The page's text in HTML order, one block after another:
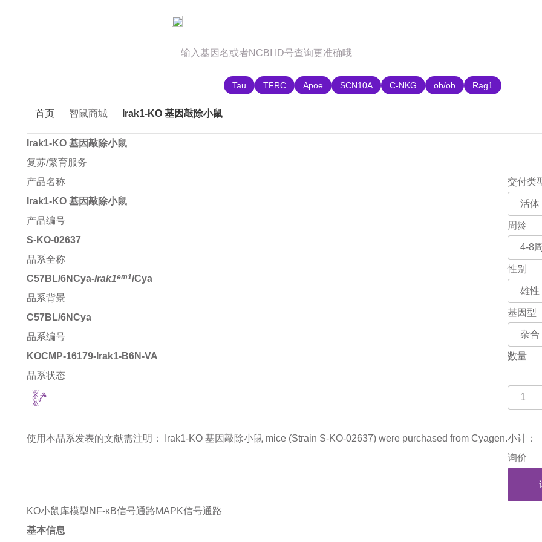
Tau TFRC Apoe SCN10A C-NKG ob/ob Rag1
首页 智鼠商城 Irak1-KO 基因敲除小鼠
Irak1-KO 基因敲除小鼠
复苏/繁育服务
产品名称
Irak1-KO 基因敲除小鼠
产品编号
S-KO-02637
品系全称
C57BL/6NCya-Irak1em1/Cya
品系背景
C57BL/6NCya
品系编号
KOCMP-16179-Irak1-B6N-VA
品系状态
使用本品系发表的文献需注明： Irak1-KO 基因敲除小鼠 mice (Strain S-KO-02637) were purchased from Cyagen.
交付类
周龄
性别
基因型
数量
小计：
询价
KO小鼠库模型NF-κB信号通路MAPK信号通路
基本信息